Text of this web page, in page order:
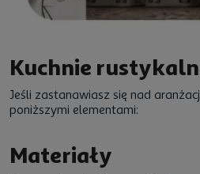
Kuchnie
Jeśli zastanawiasz się nad
poniższymi elementami:
Materiały